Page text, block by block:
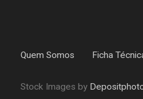
Quem Somos Ficha
Stock Images by